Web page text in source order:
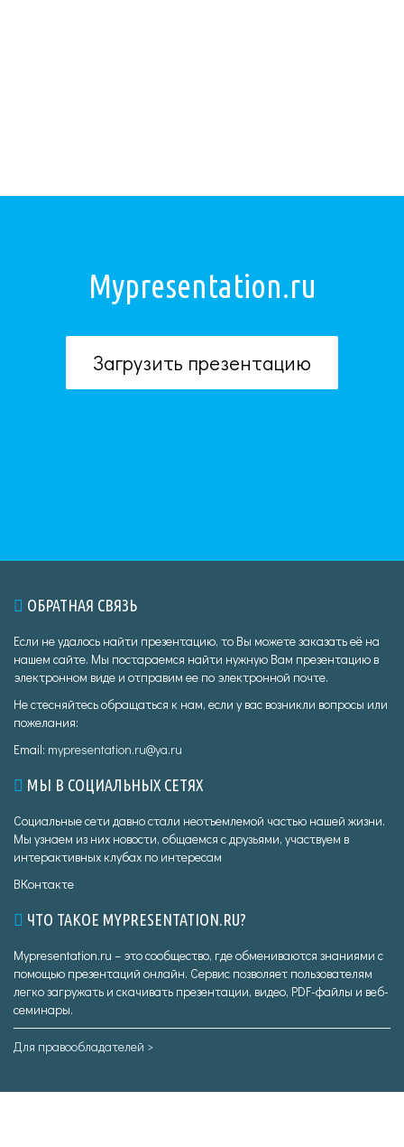
Mypresentation.ru
Загрузить презентацию
ОБРАТНАЯ СВЯЗЬ
Если не удалось найти презентацию, то Вы можете заказать её на
нашем сайте. Мы постараемся найти нужную Вам презентацию в
электронном виде и отправим ее по электронной почте.
Не стесняйтесь обращаться к нам, если у вас возникли вопросы или
пожелания:
Email: mypresentation.ru@ya.ru
МЫ В СОЦИАЛЬНЫХ СЕТЯХ
Социальные сети давно стали неотъемлемой частью нашей жизни.
Мы узнаем из них новости, общаемся с друзьями, участвуем в
интерактивных клубах по интересам
ВКонтакте
ЧТО ТАКОЕ MYPRESENTATION.RU?
Mypresentation.ru – это сообщество, где обмениваются знаниями с
помощью презентаций онлайн. Сервис позволяет пользователям
легко загружать и скачивать презентации, видео, PDF-файлы и веб-
семинары.
Для правообладателей >